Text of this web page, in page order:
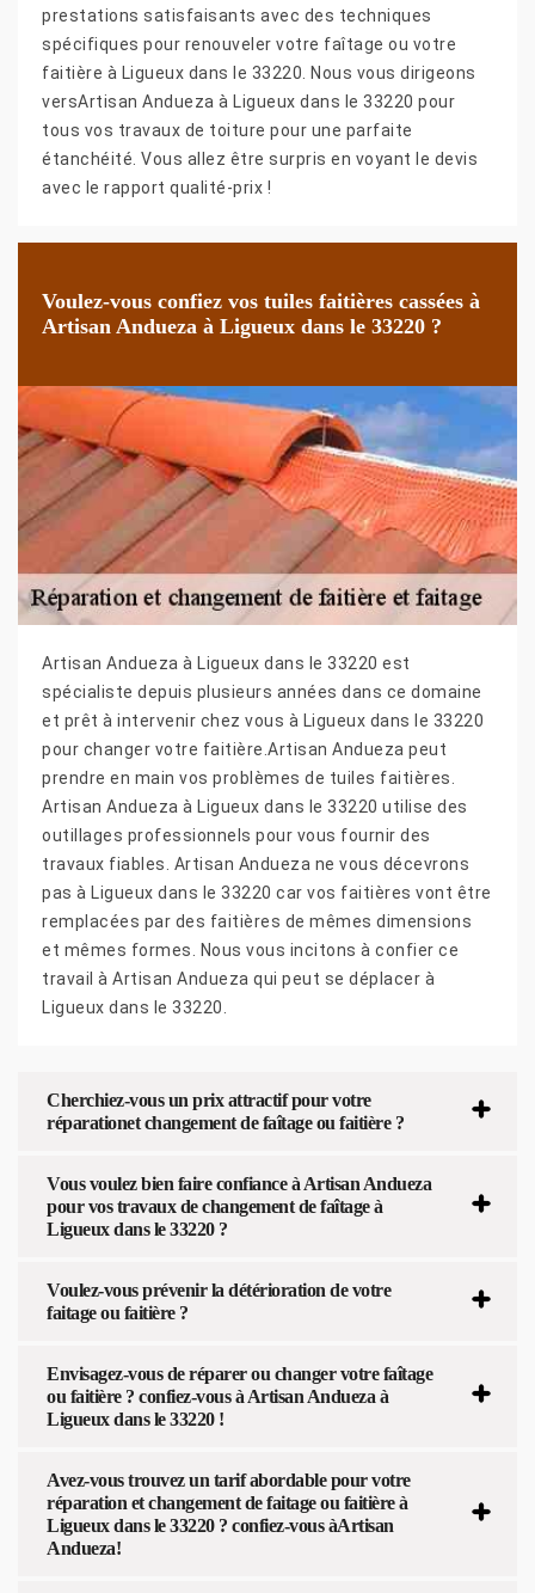
prestations satisfaisants avec des techniques
spécifiques pour renouveler votre faîtage ou votre
faitière à Ligueux dans le 33220. Nous vous dirigeons
versArtisan Andueza à Ligueux dans le 33220 pour
tous vos travaux de toiture pour une parfaite
étanchéité. Vous allez être surpris en voyant le devis
avec le rapport qualité-prix !
Voulez-vous confiez vos tuiles faitières cassées à
Artisan Andueza à Ligueux dans le 33220 ?
Artisan Andueza à Ligueux dans le 33220 est
spécialiste depuis plusieurs années dans ce domaine
et prêt à intervenir chez vous à Ligueux dans le 33220
pour changer votre faitière.Artisan Andueza peut
prendre en main vos problèmes de tuiles faitières.
Artisan Andueza à Ligueux dans le 33220 utilise des
outillages professionnels pour vous fournir des
travaux fiables. Artisan Andueza ne vous décevrons
pas à Ligueux dans le 33220 car vos faitières vont être
remplacées par des faitières de mêmes dimensions
et mêmes formes. Nous vous incitons à confier ce
travail à Artisan Andueza qui peut se déplacer à
Ligueux dans le 33220.
Cherchiez-vous un prix attractif pour votre
réparationet changement de faîtage ou faitière ?
Vous voulez bien faire confiance à Artisan Andueza
pour vos travaux de changement de faîtage à
Ligueux dans le 33220 ?
Voulez-vous prévenir la détérioration de votre
faitage ou faitière ?
Envisagez-vous de réparer ou changer votre faîtage
ou faitière ? confiez-vous à Artisan Andueza à
Ligueux dans le 33220 !
Avez-vous trouvez un tarif abordable pour votre
réparation et changement de faitage ou faitière à
Ligueux dans le 33220 ? confiez-vous àArtisan
Andueza!